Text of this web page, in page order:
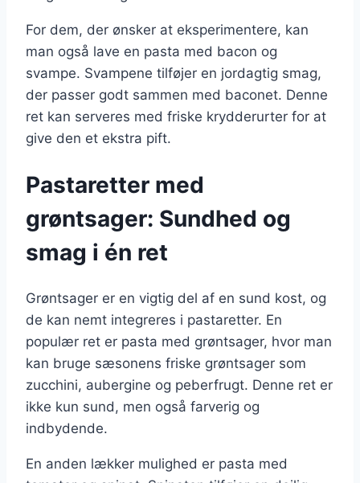
For dem, der ønsker at eksperimentere, kan
man også lave en pasta med bacon og
svampe. Svampene tilføjer en jordagtig smag,
der passer godt sammen med baconet. Denne
ret kan serveres med friske krydderurter for at
give den et ekstra pift.
Pastaretter med
grøntsager: Sundhed og
smag i én ret
Grøntsager er en vigtig del af en sund kost, og
de kan nemt integreres i pastaretter. En
populær ret er pasta med grøntsager, hvor man
kan bruge sæsonens friske grøntsager som
zucchini, aubergine og peberfrugt. Denne ret er
ikke kun sund, men også farverig og
indbydende.
En anden lækker mulighed er pasta med